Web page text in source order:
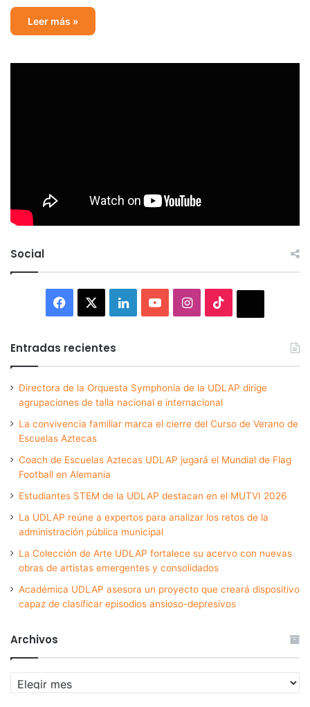
Leer más »
Social
Facebook LinkedInYouTubeInstagram
Entradas recientes
Directora de la Orquesta Symphonia de la UDLAP dirige
agrupaciones de talla nacional e internacional
La convivencia familiar marca el cierre del Curso de Verano de
Escuelas Aztecas
Coach de Escuelas Aztecas UDLAP jugará el Mundial de Flag
Football en Alemania
Estudiantes STEM de la UDLAP destacan en el MUTVI 2026
La UDLAP reúne a expertos para analizar los retos de la
administración pública municipal
La Colección de Arte UDLAP fortalece su acervo con nuevas
obras de artistas emergentes y consolidados
Académica UDLAP asesora un proyecto que creará dispositivo
capaz de clasificar episodios ansioso-depresivos
Archivos
Archivos